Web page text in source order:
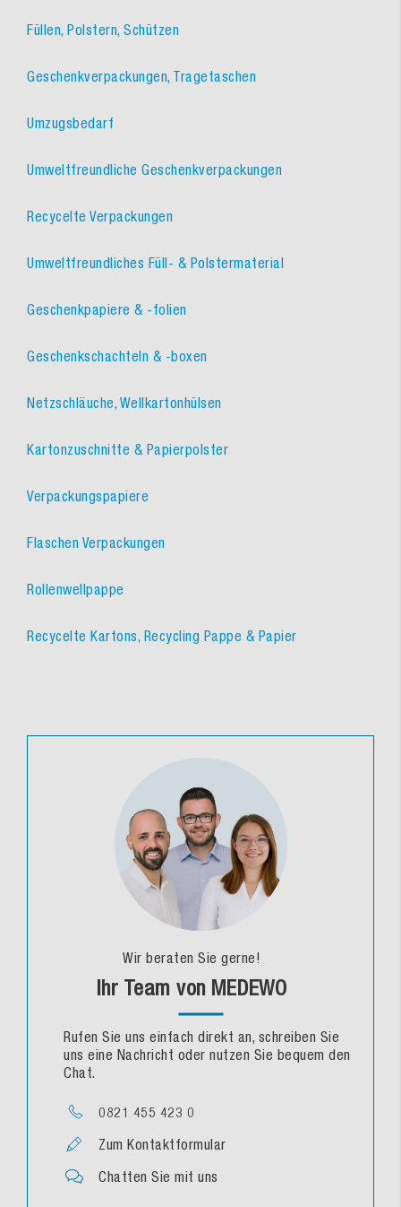
Füllen, Polstern, Schützen
Geschenkverpackungen, Tragetaschen
Umzugsbedarf
Umweltfreundliche Geschenkverpackungen
Recycelte Verpackungen
Umweltfreundliches Füll- & Polstermaterial
Geschenkpapiere & -folien
Geschenkschachteln & -boxen
Netzschläuche, Wellkartonhülsen
Kartonzuschnitte & Papierpolster
Verpackungspapiere
Flaschen Verpackungen
Rollenwellpappe
Recycelte Kartons, Recycling Pappe & Papier
Wir beraten Sie gerne!
Ihr Team von MEDEWO
Rufen Sie uns einfach direkt an, schreiben Sie
uns eine Nachricht oder nutzen Sie bequem den
Chat.
0821 455 423 0
Zum Kontaktformular
Chatten Sie mit uns